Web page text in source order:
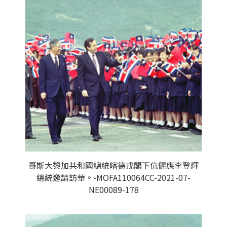
哥斯大黎加共和國總統喀德戎閣下伉儷應李登輝
總統邀請訪華。-MOFA110064CC-2021-07-
NE00089-178